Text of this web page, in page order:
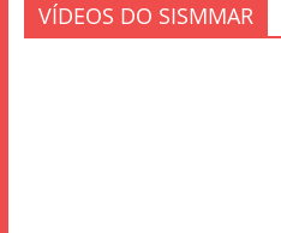
VÍDEOS DO SISMMAR